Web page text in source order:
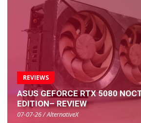
REVIEWS
ASUS GEFORCE RTX 5080
EDITION– REVIEW
07-07-26 / AlternativeX